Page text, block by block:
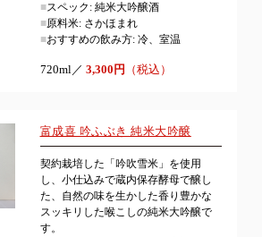
■スペック: 純米大吟醸酒
■原料米: さかほまれ
■おすすめの飲み方: 冷、室温
720ml／ 3,300円 （税込）
富成喜 吟ふぶき 純米大吟醸
契約栽培した「吟吹雪米」を使用
し、小仕込みで蔵内保存酵母で醸し
た、自然の味を生かした香り豊かな
スッキリした喉こしの純米大吟醸で
す。